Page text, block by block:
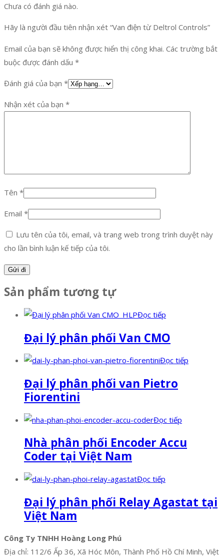
Chưa có đánh giá nào.
Hãy là người đầu tiên nhận xét “Van điện từ Deltrol Controls”
Email của bạn sẽ không được hiển thị công khai. Các trường bắt
buộc được đánh dấu *
Đánh giá của bạn *
Nhận xét của bạn *
Tên *
Email *
Lưu tên của tôi, email, và trang web trong trình duyệt này
cho lần bình luận kế tiếp của tôi.
Sản phẩm tương tự
Đọc tiếp
Đại lý phân phối Van CMO
Đọc tiếp
Đại lý phân phối van Pietro
Fiorentini
Đọc tiếp
Nhà phân phối Encoder Accu
Coder tại Việt Nam
Đọc tiếp
Đại lý phân phối Relay Agastat tại
Việt Nam
Công Ty TNHH Hoàng Long Phú
Địa chỉ: 112/6 Ấp 36, Xã Hóc Môn, Thành Phố Hồ Chí Minh, Việt